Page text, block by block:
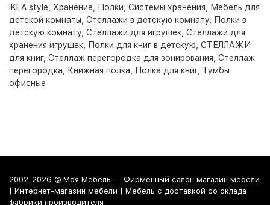
IKEA style
Хранение Полки Системы хранения
Мебель для
детской комнаты Стеллажи в детскую комнату Полки в
детскую комнату Стеллажи для игрушек Стеллажи для
хранения игрушек Полки для книг в детскую СТЕЛЛАЖИ
для книг, Стеллаж перегородка для зонирования Стеллаж
перегородка
Книжная полка Полка для книг, Тумбы
офисные
2002-2026 © Моя Мебель — Фирменный салон магазин мебели
| Интернет-магазин мебели | Мебель с доставкой со склада
фабрики производителя